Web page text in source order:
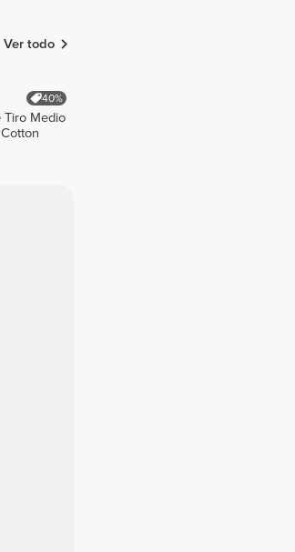
Ver todo
40%
Tiro Medio